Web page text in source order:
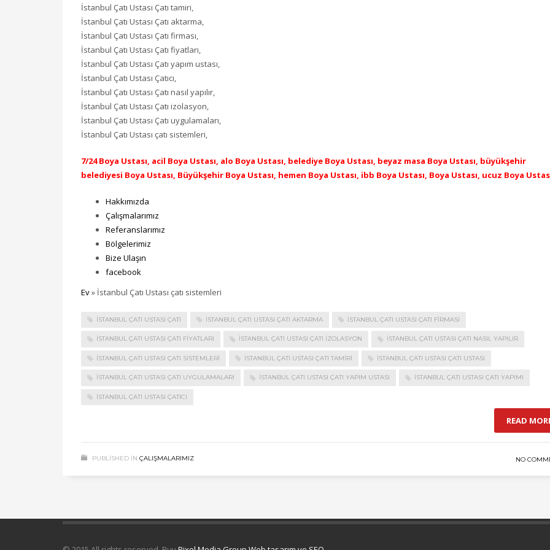
İstanbul Çatı Ustası Çatı tamiri,
İstanbul Çatı Ustası Çatı aktarma,
İstanbul Çatı Ustası Çatı firması,
İstanbul Çatı Ustası Çatı fiyatları,
İstanbul Çatı Ustası Çatı yapım ustası,
İstanbul Çatı Ustası Çatıcı,
İstanbul Çatı Ustası Çatı nasıl yapılır,
İstanbul Çatı Ustası Çatı izolasyon,
İstanbul Çatı Ustası Çatı uygulamaları,
İstanbul Çatı Ustası çatı sistemleri,
7/24 Boya Ustası, acil Boya Ustası, alo Boya Ustası, belediye Boya Ustası, beyaz masa Boya Ustası, büyükşehir
belediyesi Boya Ustası, Büyükşehir Boya Ustası, hemen Boya Ustası, ibb Boya Ustası, Boya Ustası, ucuz Boya
Hakkımızda
Çalışmalarımız
Referanslarımız
Bölgelerimiz
Bize Ulaşın
facebook
Ev» İstanbul Çatı Ustası çatı sistemleri
İSTANBUL ÇATI USTASI ÇATI İSTANBUL ÇATI USTASI ÇATI AKTARMA İSTANBUL ÇATI USTASI ÇATI FIRMASI
İSTANBUL ÇATI USTASI ÇATI FIYATLARI İSTANBUL ÇATI USTASI ÇATI IZOLASYON İSTANBUL ÇATI USTASI ÇATI NASIL YAPILIR
İSTANBUL ÇATI USTASI ÇATI SISTEMLERI İSTANBUL ÇATI USTASI ÇATI TAMIRI İSTANBUL ÇATI USTASI ÇATI USTASI
İSTANBUL ÇATI USTASI ÇATI UYGULAMALARI İSTANBUL ÇATI USTASI ÇATI YAPIM USTASI İSTANBUL ÇATI USTASI ÇATI YAPIMI
İSTANBUL ÇATI USTASI ÇATICI
READ
PUBLISHED IN ÇALIŞMALARIMIZ NO